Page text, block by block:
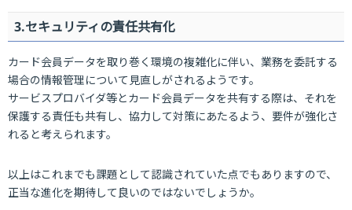
3.セキュリティの責任共有化
カード会員データを取り巻く環境の複雑化に伴い、業務を委託する
場合の情報管理について見直しがされるようです。
サービスプロバイダ等とカード会員データを共有する際は、それを
保護する責任も共有し、協力して対策にあたるよう、要件が強化さ
れると考えられます。
以上はこれまでも課題として認識されていた点でもありますので、
正当な進化を期待して良いのではないでしょうか。